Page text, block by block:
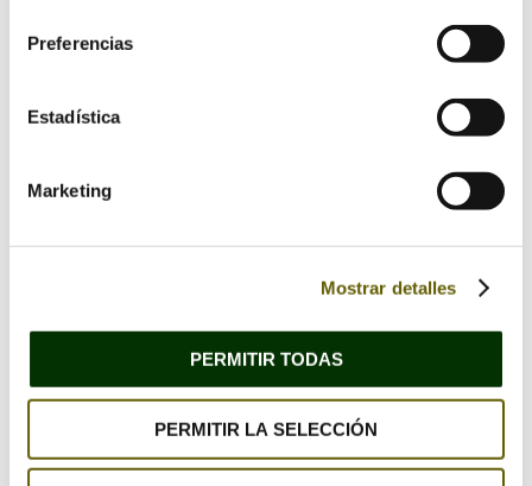
Preferencias
Estadística
Marketing
Mostrar detalles
PERMITIR TODAS
PERMITIR LA SELECCIÓN